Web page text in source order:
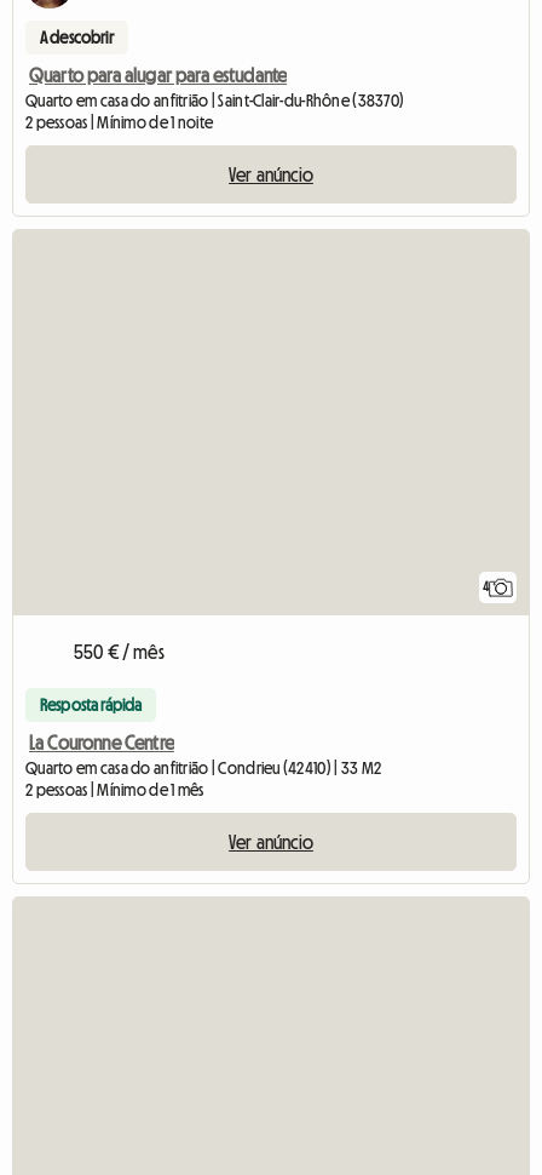
A descobrir
Quarto para alugar para estudante
Quarto em casa do anfitrião | Saint-Clair-du-Rhône (38370)
2 pessoas | Mínimo de 1 noite
Ver anúncio
4
550 € / mês
Resposta rápida
La Couronne Centre
Quarto em casa do anfitrião | Condrieu (42410) | 33 M2
2 pessoas | Mínimo de 1 mês
Ver anúncio